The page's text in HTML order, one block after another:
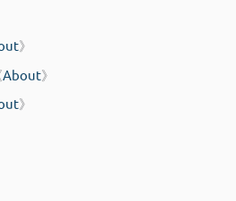
》
About》
》